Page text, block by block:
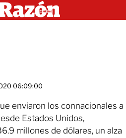
06:09:00
enviaron los connacionales a
Estados Unidos,
millones de dólares, un alza